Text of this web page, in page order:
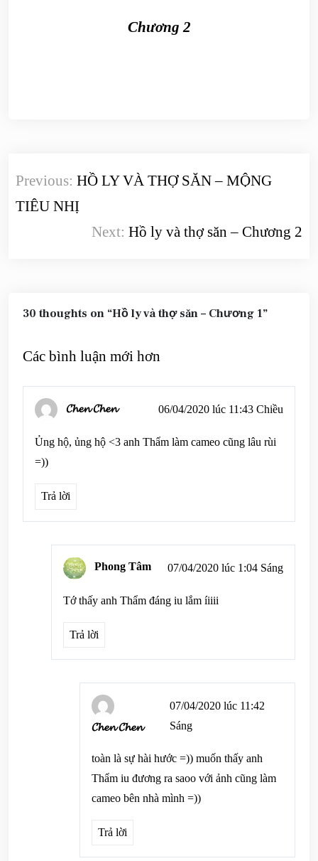
Chương 2
hướng
bài
Previous: HỒ LY VÀ THỢ SĂN – MỘNG
TIÊU NHỊ
Next: Hồ ly và thợ săn – Chương 2
30 thoughts on “Hồ ly và thợ săn – Chương 1”
Điều
hướng
bình
luận
Các bình luận mới hơn
𝓒𝓱𝓮𝓷 𝓒𝓱𝓮𝓷 06/04/2020 lúc 11:43 Chiều
Ủng hộ, ủng hộ <3 anh Thẩm làm cameo cũng lâu rùi
=))
Trả lời
Phong Tâm 07/04/2020 lúc 1:04 Sáng
Tớ thấy anh Thẩm đáng iu lắm íiiii
Trả lời
𝓒𝓱𝓮𝓷 𝓒𝓱𝓮𝓷
07/04/2020 lúc 11:42
Sáng
toàn là sự hài hước =)) muốn thấy anh
Thẩm iu đương ra saoo với ảnh cũng làm
cameo bên nhà mình =))
Trả lời